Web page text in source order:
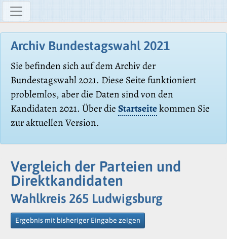
Archiv Bundestagswahl 2021
Sie befinden sich auf dem Archiv der
Bundestagswahl 2021. Diese Seite funktioniert
problemlos, aber die Daten sind von den
Kandidaten 2021. Über dieStartseitekommen Sie
zur aktuellen Version.
Vergleich der Parteien und
Direktkandidaten
Wahlkreis 265 Ludwigsburg
Ergebnis mit bisheriger Eingabe zeigen